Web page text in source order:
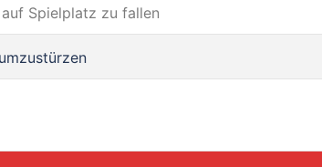
Spielplatz zu fallen